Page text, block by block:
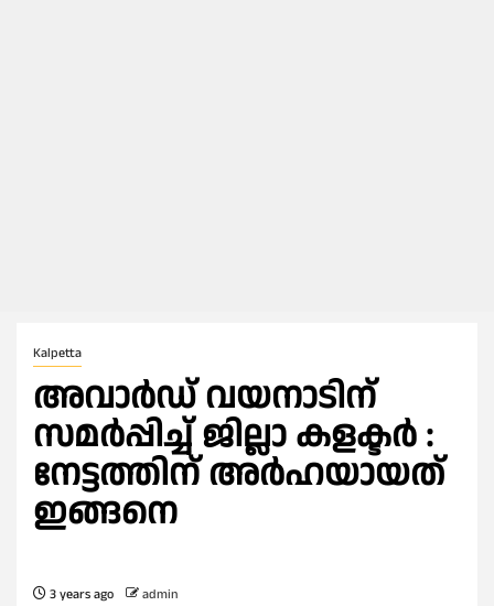
Kalpetta
അവാര്‍ഡ് വയനാടിന്
സമർപ്പിച്ച് ജില്ലാ കളക്ടര്‍ :
നേട്ടത്തിന് അർഹയായത്
ഇങ്ങനെ
3 years ago admin